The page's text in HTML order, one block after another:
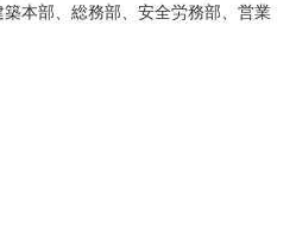
築本部、総務部、安全労務部、営業